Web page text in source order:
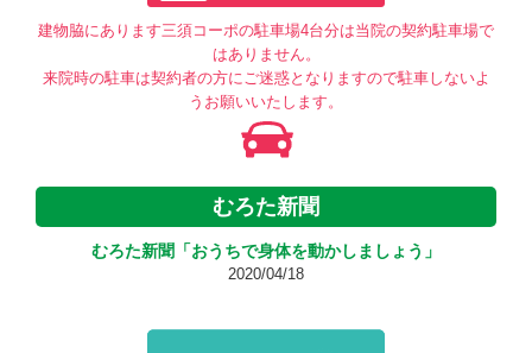
建物脇にあります三須コーポの駐車場4台分は当院の契約駐車場で
はありません。
来院時の駐車は契約者の方にご迷惑となりますので駐車しないよ
うお願いいたします。
むろた新聞
むろた新聞「おうちで身体を動かしましょう」
2020/04/18